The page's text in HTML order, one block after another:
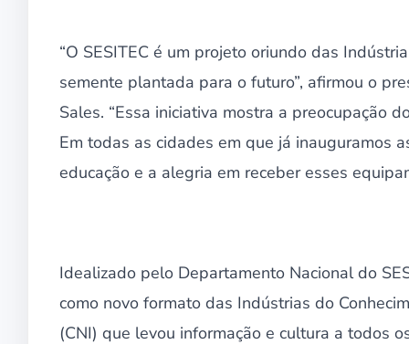
“O SESITEC é um projeto oriundo das
semente plantada para o futuro”, afirmou o
Sales. “Essa iniciativa mostra a preocupação
Em todas as cidades em que já inauguramos
educação e a alegria em receber esses
Idealizado pelo Departamento Nacional do
como novo formato das Indústrias do
(CNI) que levou informação e cultura a todos